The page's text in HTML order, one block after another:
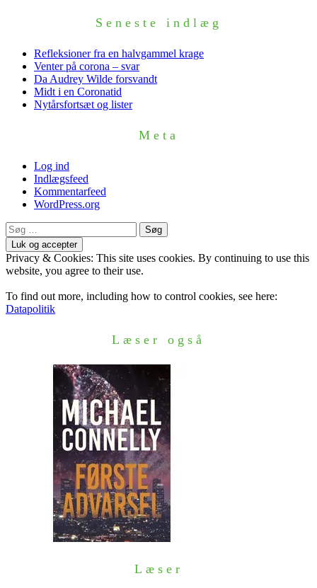
Seneste indlæg
Refleksioner fra en halvgammel krage
Venter på corona – svar
Da Audrey Wilde forsvandt
Midt i en Coronatid
Nytårsfortsæt og lister
Meta
Log ind
Indlægsfeed
Kommentarfeed
WordPress.org
Søg
efter:
Privacy & Cookies: This site uses cookies. By continuing to use this
website, you agree to their use.
To find out more, including how to control cookies, see here:
Datapolitik
Læser også
Læser